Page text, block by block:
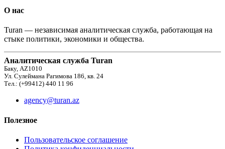
О нас
Turan — независимая аналитическая служба, работающая на
стыке политики, экономики и общества.
Аналитическая служба Turan
Баку, AZ1010
Ул. Сулеймана Рагимова 186, кв. 24
Тел.: (+99412) 440 11 96
agency@turan.az
Полезное
Пользовательское соглашение